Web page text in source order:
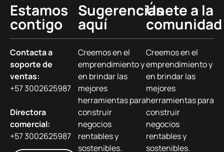
Estamos
contigo
Contacta a
soporte de
ventas:
+57 3002625987
Directora
comercial:
+57 3002625987
Sugerencias
aquí
Creemos en el
emprendimiento y
en brindar las
mejores
herramientas para
construir
negocios
rentables y
sostenibles.
Únete a la
comunidad
Creemos en el
emprendimiento y
en brindar las
mejores
herramientas para
construir
negocios
rentables y
sostenibles.